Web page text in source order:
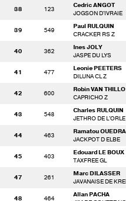
38 123
Cedric ANGOT
JOGSON D'IVRAIE
39 549
Paul RULQUIN
CRACKER RS Z
40 362
Ines JOLY
JASPE DU LYS
41 477
Leonie PEETERS
DILUNA CL Z
42 600
Robin VAN THILLO
CAPRICHO Z
43 548
Charles RULQUIN
JETHRO DE L'ORLE
44 463
Ramatou
JACKPOT D ELBE
45 403
Edouard LE BOUX
TAXFREE GL
47 261
Marc DILASSER
JAVANAISE DE
48 464
Allan PACHA